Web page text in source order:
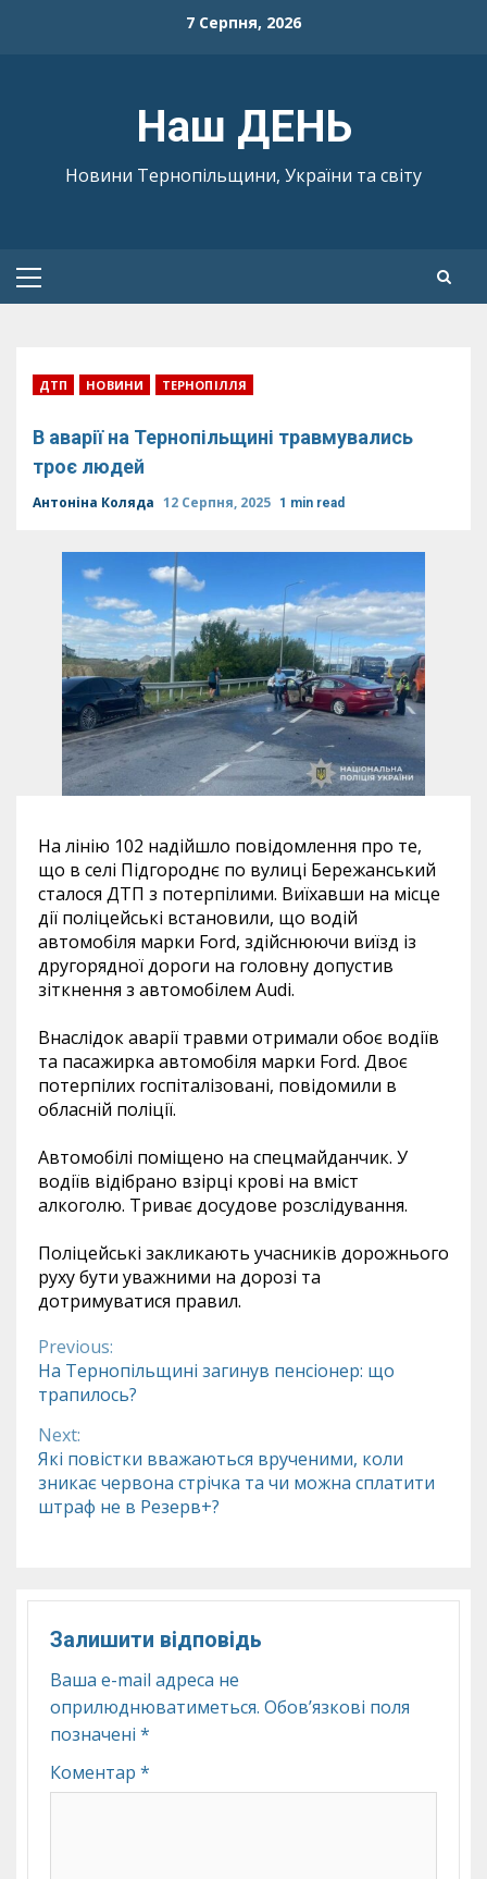
7 Серпня, 2026
Наш ДЕНЬ
Новини Тернопільщини, України та світу
Primary
ДТП НОВИНИ ТЕРНОПІЛЛЯ
В аварії на Тернопільщині травмувались
троє людей
Антоніна Коляда 12 Серпня, 2025 1 min read
На лінію 102 надійшло повідомлення про те,
що в селі Підгороднє по вулиці Бережанський
сталося ДТП з потерпілими. Виїхавши на місце
дії поліцейські встановили, що водій
автомобіля марки Ford, здійснюючи виїзд із
другорядної дороги на головну допустив
зіткнення з автомобілем Audi.
Внаслідок аварії травми отримали обоє водіїв
та пасажирка автомобіля марки Ford. Двоє
потерпілих госпіталізовані, повідомили в
обласній поліції.
Автомобілі поміщено на спецмайданчик. У
водіїв відібрано взірці крові на вміст
алкоголю. Триває досудове розслідування.
Поліцейські закликають учасників дорожнього
руху бути уважними на дорозі та
дотримуватися правил.
Continue
Reading
Previous:
На Тернопільщині загинув пенсіонер: що
трапилось?
Next:
Які повістки вважаються врученими, коли
зникає червона стрічка та чи можна сплатити
штраф не в Резерв+?
Залишити відповідь
Ваша e-mail адреса не
оприлюднюватиметься. Обов’язкові поля
позначені *
Коментар *